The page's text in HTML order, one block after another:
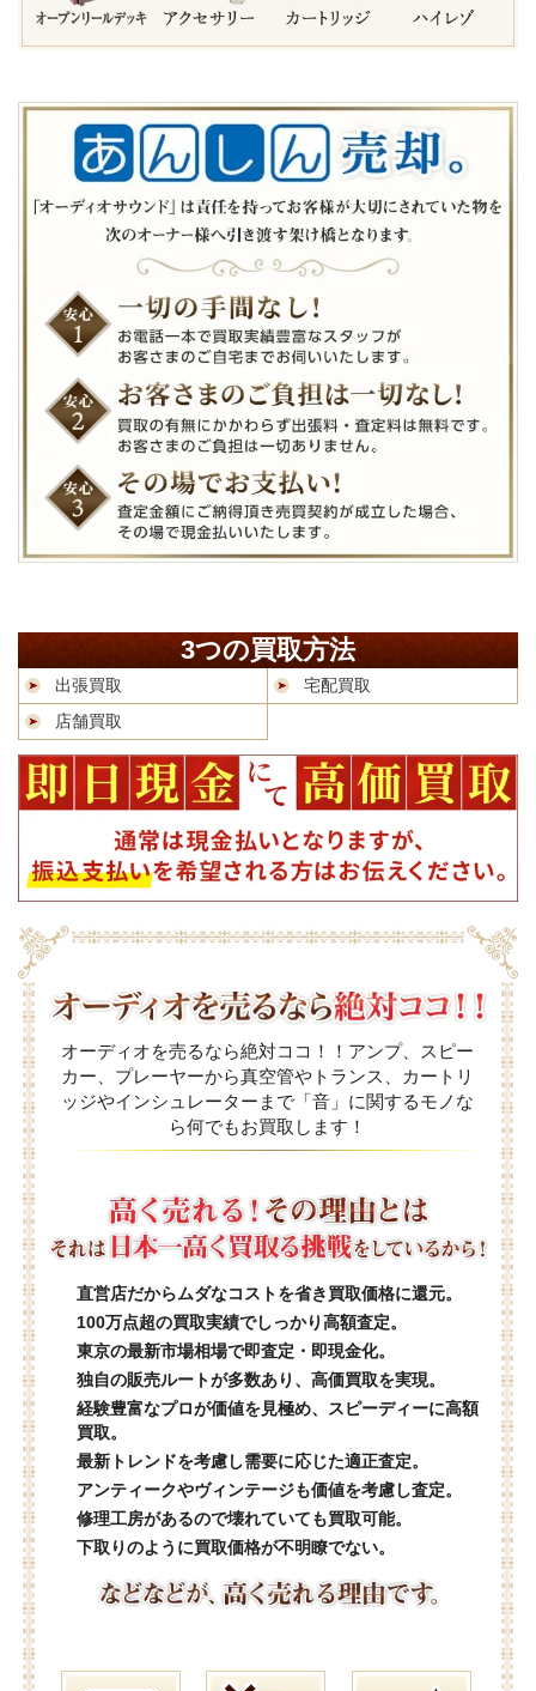
3つの買取方法
出張買取
宅配買取
店舗買取
オーディオを売るなら絶対ココ！！アンプ、スピー
カー、プレーヤーから真空管やトランス、カートリ
ッジやインシュレーターまで「音」に関するモノな
ら何でもお買取します！
直営店だからムダなコストを省き買取価格に還元。
100万点超の買取実績でしっかり高額査定。
東京の最新市場相場で即査定・即現金化。
独自の販売ルートが多数あり、高価買取を実現。
経験豊富なプロが価値を見極め、スピーディーに高額
買取。
最新トレンドを考慮し需要に応じた適正査定。
アンティークやヴィンテージも価値を考慮し査定。
修理工房があるので壊れていても買取可能。
下取りのように買取価格が不明瞭でない。